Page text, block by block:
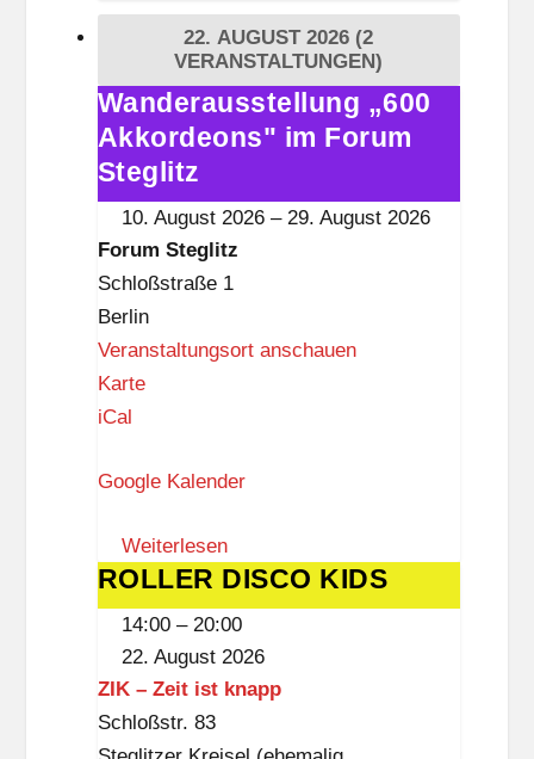
t
g
i
t
z
22. AUGUST 2026 (2
VERANSTALTUNGEN)
Wanderausstellung
„600
Akkordeons"
im
Wanderausstellung „600
Akkordeons" im Forum
Steglitz
10. August 2026 – 29. August 2026
Forum Steglitz
Schloßstraße 1
Berlin
Veranstaltungsort anschauen
KarteF
u
S
t
e
i
t
iCal
Google Kalender
Weiterlesen
ROLLER
DISCO
KIDS
ROLLER DISCO KIDS
14:00 – 20:00
22. August 2026
ZIK – Zeit ist knapp
Schloßstr. 83